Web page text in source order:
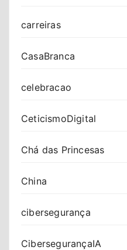
carreiras
CasaBranca
celebracao
CeticismoDigital
Chá das Princesas
China
cibersegurança
CibersegurançaIA